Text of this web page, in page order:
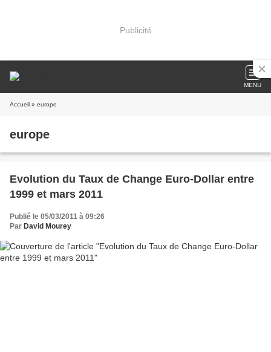
Publicité
MENU
Accueil » europe
europe
Evolution du Taux de Change Euro-Dollar entre
1999 et mars 2011
Publié le 05/03/2011 à 09:26
Par David Mourey